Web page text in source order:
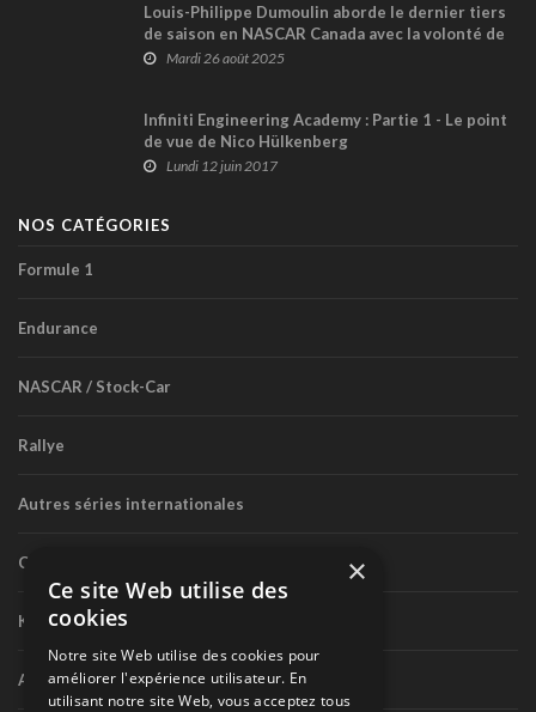
Louis-Philippe Dumoulin aborde le dernier tiers
de saison en NASCAR Canada avec la volonté de
renouer avec la victoire
Mardi 26 août 2025
Infiniti Engineering Academy : Partie 1 - Le point
de vue de Nico Hülkenberg
Lundi 12 juin 2017
NOS CATÉGORIES
Formule 1
Endurance
NASCAR / Stock-Car
Rallye
Autres séries internationales
Circuit routier canadien
Karting
Autres séries nationales
×
Ce site Web utilise des
cookies
Notre site Web utilise des cookies pour
améliorer l'expérience utilisateur. En
utilisant notre site Web, vous acceptez tous